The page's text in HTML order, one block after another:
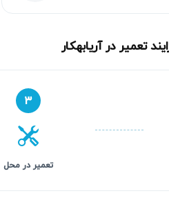
تعمیر در آریابهکار
۳
تعمیر در محل